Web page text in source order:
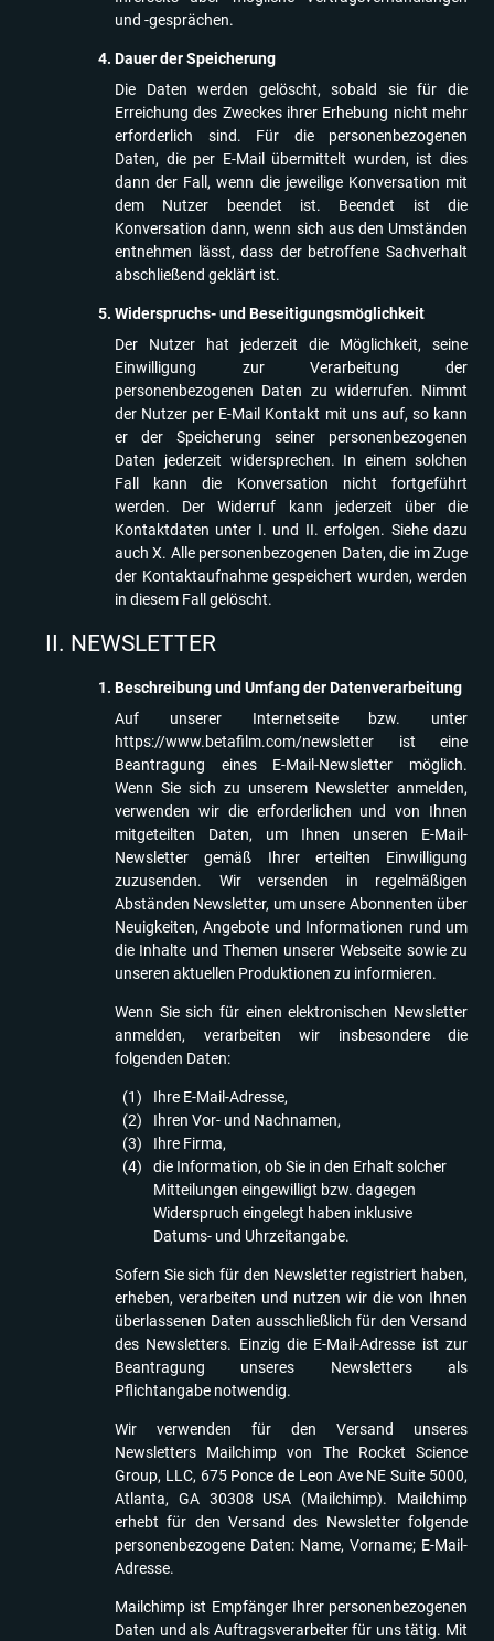
und -gesprächen.
Dauer der Speicherung
Die Daten werden gelöscht, sobald sie für die
Erreichung des Zweckes ihrer Erhebung nicht mehr
erforderlich sind. Für die personenbezogenen
Daten, die per E-Mail übermittelt wurden, ist dies
dann der Fall, wenn die jeweilige Konversation mit
dem Nutzer beendet ist. Beendet ist die
Konversation dann, wenn sich aus den Umständen
entnehmen lässt, dass der betroffene Sachverhalt
abschließend geklärt ist.
Widerspruchs- und Beseitigungsmöglichkeit
Der Nutzer hat jederzeit die Möglichkeit, seine
Einwilligung zur Verarbeitung der
personenbezogenen Daten zu widerrufen. Nimmt
der Nutzer per E-Mail Kontakt mit uns auf, so kann
er der Speicherung seiner personenbezogenen
Daten jederzeit widersprechen. In einem solchen
Fall kann die Konversation nicht fortgeführt
werden. Der Widerruf kann jederzeit über die
Kontaktdaten unter I. und II. erfolgen. Siehe dazu
auch X. Alle personenbezogenen Daten, die im Zuge
der Kontaktaufnahme gespeichert wurden, werden
in diesem Fall gelöscht.
NEWSLETTER
Beschreibung und Umfang der Datenverarbeitung
Auf unserer Internetseite bzw. unter
https://www.betafilm.com/newsletter ist eine
Beantragung eines E-Mail-Newsletter möglich.
Wenn Sie sich zu unserem Newsletter anmelden,
verwenden wir die erforderlichen und von Ihnen
mitgeteilten Daten, um Ihnen unseren E-Mail-
Newsletter gemäß Ihrer erteilten Einwilligung
zuzusenden. Wir versenden in regelmäßigen
Abständen Newsletter, um unsere Abonnenten über
Neuigkeiten, Angebote und Informationen rund um
die Inhalte und Themen unserer Webseite sowie zu
unseren aktuellen Produktionen zu informieren.
Wenn Sie sich für einen elektronischen Newsletter
anmelden, verarbeiten wir insbesondere die
folgenden Daten:
Ihre E-Mail-Adresse,
Ihren Vor- und Nachnamen,
Ihre Firma,
die Information, ob Sie in den Erhalt solcher
Mitteilungen eingewilligt bzw. dagegen
Widerspruch eingelegt haben inklusive
Datums- und Uhrzeitangabe.
Sofern Sie sich für den Newsletter registriert haben,
erheben, verarbeiten und nutzen wir die von Ihnen
überlassenen Daten ausschließlich für den Versand
des Newsletters. Einzig die E-Mail-Adresse ist zur
Beantragung unseres Newsletters als
Pflichtangabe notwendig.
Wir verwenden für den Versand unseres
Newsletters Mailchimp von The Rocket Science
Group, LLC, 675 Ponce de Leon Ave NE Suite 5000,
Atlanta, GA 30308 USA (Mailchimp). Mailchimp
erhebt für den Versand des Newsletter folgende
personenbezogene Daten: Name, Vorname; E-Mail-
Adresse.
Mailchimp ist Empfänger Ihrer personenbezogenen
Daten und als Auftragsverarbeiter für uns tätig. Mit